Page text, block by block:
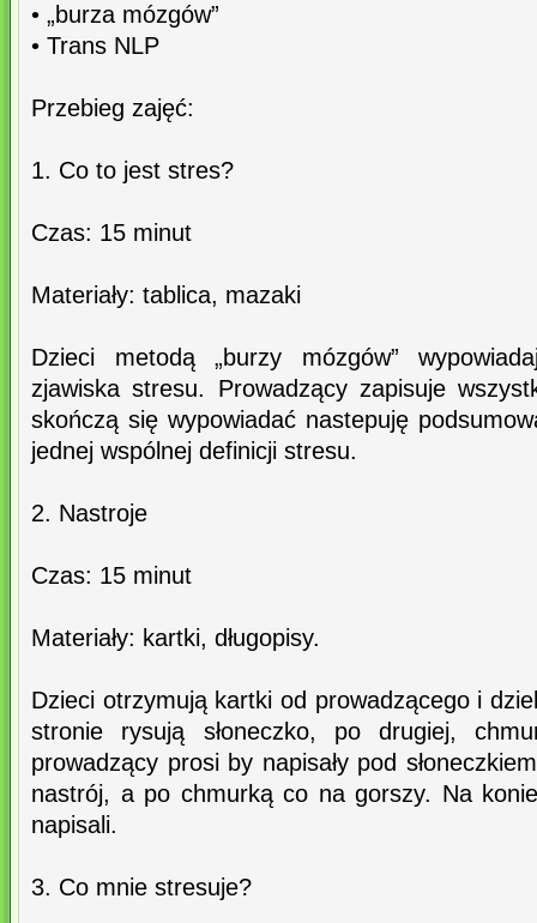
• „burza mózgów”
• Trans NLP
Przebieg zajęć:
1. Co to jest stres?
Czas: 15 minut
Materiały: tablica, mazaki
Dzieci metodą „burzy mózgów”
zjawiska stresu. Prowadzący zapisuje
skończą się wypowiadać nastepuję
jednej wspólnej definicji stresu.
2. Nastroje
Czas: 15 minut
Materiały: kartki, długopisy.
Dzieci otrzymują kartki od prowadzącego i
stronie rysują słoneczko, po drugiej,
prowadzący prosi by napisały pod
nastrój, a po chmurką co na gorszy. Na
napisali.
3. Co mnie stresuje?